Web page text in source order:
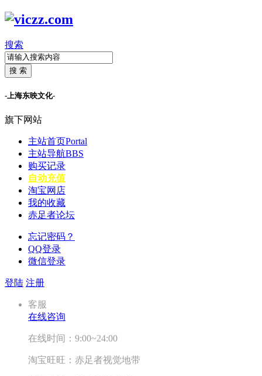
搜索
搜 索
-上海东映文化-
旗下网站
主站首页Portal
主站导航BBS
购买记录
自动充值
淘宝网店
我的收藏
赤足者论坛
忘记密码？
QQ登录
微信登录
登陆 注册
客服
在线咨询
在线时间：9:00~24:00
淘宝旺旺：赤足者视觉地带